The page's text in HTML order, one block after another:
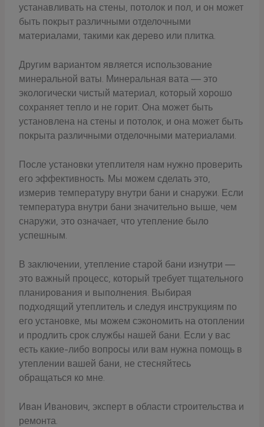
устанавливать на стены, потолок и пол, и он может
быть покрыт различными отделочными
материалами, такими как дерево или плитка.
Другим вариантом является использование
минеральной ваты. Минеральная вата — это
экологически чистый материал, который хорошо
сохраняет тепло и не горит. Она может быть
установлена на стены и потолок, и она может быть
покрыта различными отделочными материалами.
После установки утеплителя нам нужно проверить
его эффективность. Мы можем сделать это,
измерив температуру внутри бани и снаружи. Если
температура внутри бани значительно выше, чем
снаружи, это означает, что утепление было
успешным.
В заключении, утепление старой бани изнутри —
это важный процесс, который требует тщательного
планирования и выполнения. Выбирая
подходящий утеплитель и следуя инструкциям по
его установке, мы можем сэкономить на отоплении
и продлить срок службы нашей бани. Если у вас
есть какие-либо вопросы или вам нужна помощь в
утеплении вашей бани, не стесняйтесь
обращаться ко мне.
Иван Иванович, эксперт в области строительства и
ремонта.